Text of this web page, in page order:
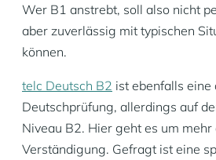
Wer B1 anstrebt, soll also nicht
aber zuverlässig mit typischen
können.
telc Deutsch B2 ist ebenfalls eine
Deutschprüfung, allerdings auf
Niveau B2. Hier geht es um
Verständigung. Gefragt ist eine